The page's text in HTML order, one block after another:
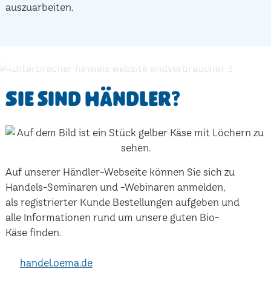
auszuarbeiten.
Sie sind Händler?
Auf unserer Händler-Webseite können Sie sich zu
Handels-Seminaren und -Webinaren anmelden,
als registrierter Kunde Bestellungen aufgeben und
alle Informationen rund um unsere guten Bio-
Käse finden.
handel.oema.de